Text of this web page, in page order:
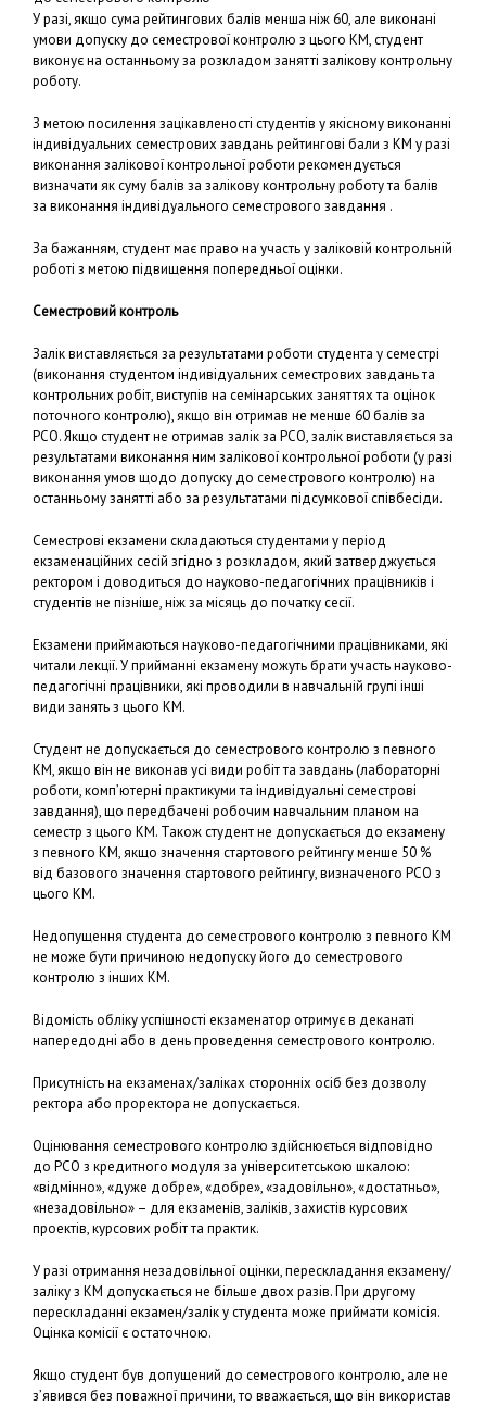
У разі, якщо сума рейтингових балів менша ніж 60, але виконані
умови допуску до семестрової контролю з цього КМ, студент
виконує на останньому за розкладом занятті залікову контрольну
роботу.
З метою посилення зацікавленості студентів у якісному виконанні
індивідуальних семестрових завдань рейтингові бали з КМ у разі
виконання залікової контрольної роботи рекомендується
визначати як суму балів за залікову контрольну роботу та балів
за виконання індивідуального семестрового завдання .
За бажанням, студент має право на участь у заліковій контрольній
роботі з метою підвищення попередньої оцінки.
Семестровий контроль
Залік виставляється за результатами роботи студента у семестрі
(виконання студентом індивідуальних семестрових завдань та
контрольних робіт, виступів на семінарських заняттях та оцінок
поточного контролю), якщо він отримав не менше 60 балів за
РСО. Якщо студент не отримав залік за РСО, залік виставляється за
результатами виконання ним залікової контрольної роботи (у разі
виконання умов щодо допуску до семестрового контролю) на
останньому занятті або за результатами підсумкової співбесіди.
Семестрові екзамени складаються студентами у період
екзаменаційних сесій згідно з розкладом, який затверджується
ректором і доводиться до науково-педагогічних працівників і
студентів не пізніше, ніж за місяць до початку сесії.
Екзамени приймаються науково-педагогічними працівниками, які
читали лекції. У прийманні екзамену можуть брати участь науково-
педагогічні працівники, які проводили в навчальній групі інші
види занять з цього КМ.
Студент не допускається до семестрового контролю з певного
КМ, якщо він не виконав усі види робіт та завдань (лабораторні
роботи, комп’ютерні практикуми та індивідуальні семестрові
завдання), що передбачені робочим навчальним планом на
семестр з цього КМ. Також студент не допускається до екзамену
з певного КМ, якщо значення стартового рейтингу менше 50 %
від базового значення стартового рейтингу, визначеного РСО з
цього КМ.
Недопущення студента до семестрового контролю з певного КМ
не може бути причиною недопуску його до семестрового
контролю з інших КМ.
Відомість обліку успішності екзаменатор отримує в деканаті
напередодні або в день проведення семестрового контролю.
Присутність на екзаменах/заліках сторонніх осіб без дозволу
ректора або проректора не допускається.
Оцінювання семестрового контролю здійснюється відповідно
до РСО з кредитного модуля за університетською шкалою:
«відмінно», «дуже добре», «добре», «задовільно», «достатньо»,
«незадовільно» – для екзаменів, заліків, захистів курсових
проектів, курсових робіт та практик.
У разі отримання незадовільної оцінки, перескладання екзамену/
заліку з КМ допускається не більше двох разів. При другому
перескладанні екзамен/залік у студента може приймати комісія.
Оцінка комісії є остаточною.
Якщо студент був допущений до семестрового контролю, але не
з’явився без поважної причини, то вважається, що він використав